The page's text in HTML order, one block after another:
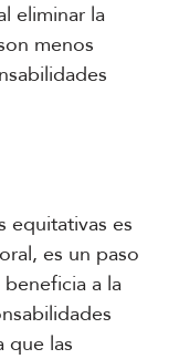
eliminar la
menos
equitativas es
es un paso
a la
que las